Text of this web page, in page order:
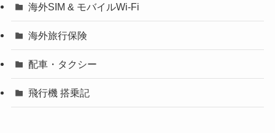
海外SIM & モバイルWi-Fi
海外旅行保険
配車・タクシー
飛行機 搭乗記